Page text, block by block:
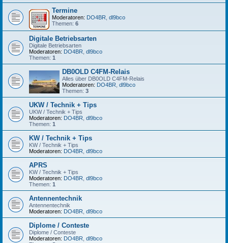
Termine
Moderatoren: DO4BR dl9bco
Themen: 6
Digitale Betriebsarten
Digitale Betriebsarten
Moderatoren: DO4BR dl9bco
Themen: 1
DB0OLD C4FM-Relais
Alles über DB0OLD C4FM-Relais
Moderatoren: DO4BR dl9bco
Themen: 3
UKW / Technik + Tips
UKW / Technik + Tips
Moderatoren: DO4BR dl9bco
Themen: 1
KW / Technik + Tips
KW / Technik + Tips
Moderatoren: DO4BR dl9bco
APRS
KW / Technik + Tips
Moderatoren: DO4BR dl9bco
Themen: 1
Antennentechnik
Antennentechnik
Moderatoren: DO4BR dl9bco
Diplome / Conteste
Diplome / Conteste
Moderatoren: DO4BR dl9bco